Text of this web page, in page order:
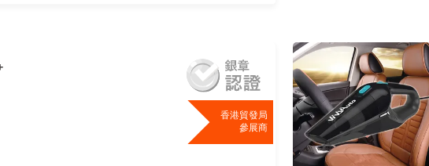
香港貿發局
參展商